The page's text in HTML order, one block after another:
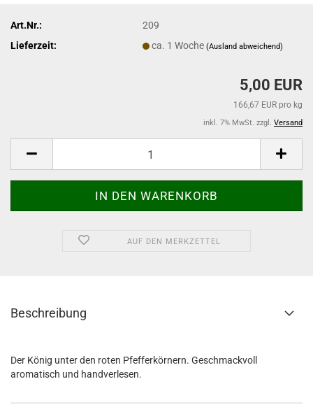
Art.Nr.:
209
Lieferzeit:
ca. 1 Woche(Ausland abweichend)
5,00 EUR
166,67 EUR pro kg
inkl. 7% MwSt. zzgl. Versand
AUF DEN MERKZETTEL
Beschreibung
Der König unter den roten Pfefferkörnern. Geschmackvoll
aromatisch und handverlesen.